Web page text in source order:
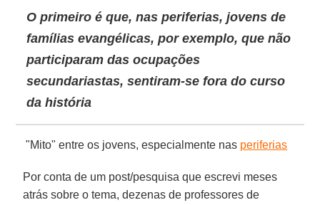
O primeiro é que, nas periferias, jovens de
famílias evangélicas, por exemplo, que não
participaram das ocupações
secundariastas, sentiram-se fora do curso
da história
"Mito" entre os jovens, especialmente nas periferias
Por conta de um post/pesquisa que escrevi meses
atrás sobre o tema, dezenas de professores de